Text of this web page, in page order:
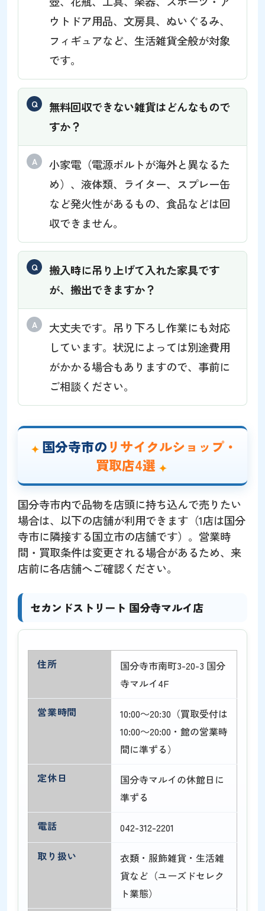
ウトドア用品、文房具、ぬいぐるみ、
フィギュアなど、生活雑貨全般が対象
です。
無料回収できない雑貨はどんなもので
すか？
小家電（電源ボルトが海外と異なるた
め）、液体類、ライター、スプレー缶
など発火性があるもの、食品などは回
収できません。
搬入時に吊り上げて入れた家具です
が、搬出できますか？
大丈夫です。吊り下ろし作業にも対応
しています。状況によっては別途費用
がかかる場合もありますので、事前に
ご相談ください。
国分寺市のリサイクルショップ・
買取店4選
国分寺市内で品物を店頭に持ち込んで売りたい
場合は、以下の店舗が利用できます（1店は国分
寺市に隣接する国立市の店舗です）。営業時
間・買取条件は変更される場合があるため、来
店前に各店舗へご確認ください。
セカンドストリート 国分寺マルイ店
住所
国分寺市南町3-20-3 国分
寺マルイ4F
営業時間
10:00～20:30（買取受付は
10:00～20:00・館の営業時
間に準ずる）
定休日
国分寺マルイの休館日に
準ずる
電話
042-312-2201
取り扱い
衣類・服飾雑貨・生活雑
貨など（ユーズドセレク
ト業態）